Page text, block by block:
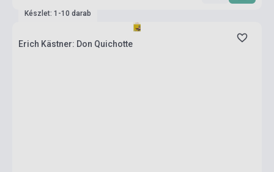
Készlet: 1-10 darab
Erich Kästner: Don Quichotte